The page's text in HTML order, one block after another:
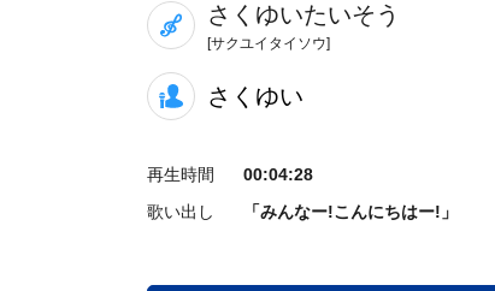
さくゆいたいそう
[サクユイタイソウ]
さくゆい
再生時間
00:04:28
歌い出し
「みんなー!こんにちはー!」